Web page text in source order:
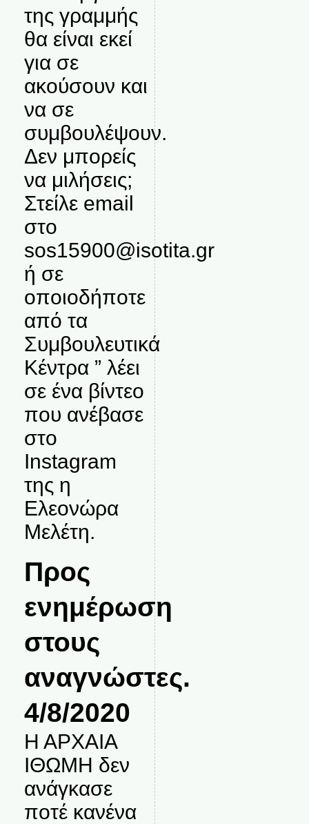
της γραμμής
θα είναι εκεί
για σε
ακούσουν και
να σε
συμβουλέψουν.
Δεν μπορείς
να μιλήσεις;
Στείλε email
στο
sos15900@isotita.gr
ή σε
οποιοδήποτε
από τα
Συμβουλευτικά
Κέντρα ” λέει
σε ένα βίντεο
που ανέβασε
στο
Instagram
της η
Ελεονώρα
Μελέτη.
Προς
ενημέρωση
στους
αναγνώστες.
4/8/2020
Η ΑΡΧΑΙΑ
ΙΘΩΜΗ δεν
ανάγκασε
ποτέ κανένα